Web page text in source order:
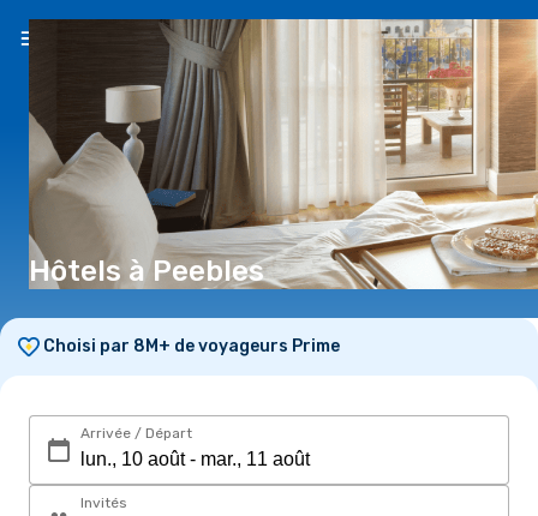
FR(€)
Hôtels à Peebles
Choisi par 8M+ de voyageurs Prime
Arrivée / Départ
Invités